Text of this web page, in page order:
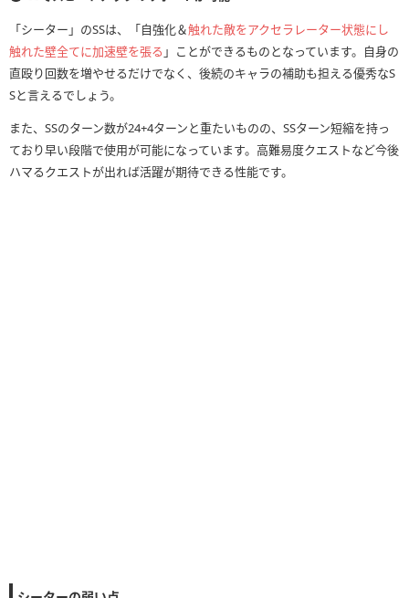
「シーター」のSSは、「自強化＆触れた敵をアクセラレーター状態にし
触れた壁全てに加速壁を張る 」ことができるものとなっています。自身の
直殴り回数を増やせるだけでなく、後続のキャラの補助も担える優秀なS
Sと言えるでしょう。
また、SSのターン数が24+4ターンと重たいものの、SSターン短縮を持っ
ており早い段階で使用が可能になっています。高難易度クエストなど今後
ハマるクエストが出れば活躍が期待できる性能です。